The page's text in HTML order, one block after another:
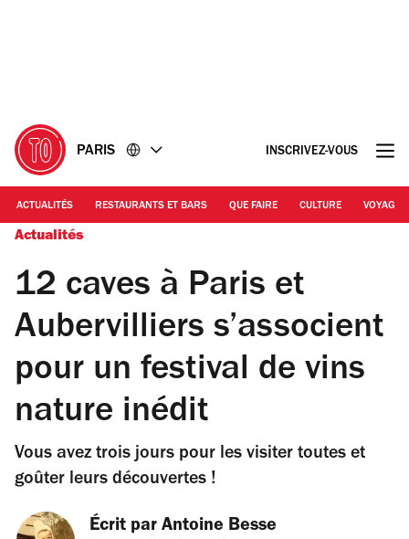
PARIS INSCRIVEZ-VOUS
ACTUALITÉS RESTAURANTS ET BARS QUE FAIRE CULTURE VOYAGE
Actualités
12 caves à Paris et
Aubervilliers s’associent
pour un festival de vins
nature inédit
Vous avez trois jours pour les visiter toutes et
goûter leurs découvertes !
Écrit par Antoine Besse